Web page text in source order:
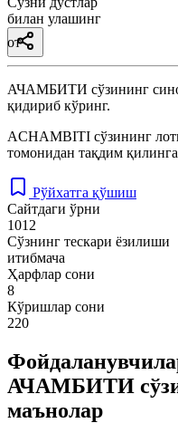
билан улашинг
от
АЧАМБИТИ сўзининг
қидириб кўринг.
ACHAMBITI сўзининг
томонидан тақдим
Рўйхатга қўшиш
Сайтдаги ўрни
1012
Сўзнинг тескари ёзилиши
итибмача
Ҳарфлар сони
8
Кўришлар сони
220
АЧАМБИТИ
маънолар